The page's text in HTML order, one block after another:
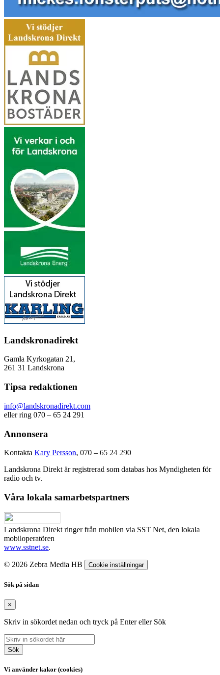
Landskronadirekt
Gamla Kyrkogatan 21,
261 31 Landskrona
Tipsa redaktionen
info@landskronadirekt.com
eller ring 070 – 65 24 291
Annonsera
Kontakta Kary Persson, 070 – 65 24 290
Landskrona Direkt är registrerad som databas hos Myndigheten för
radio och tv.
Våra lokala samarbetspartners
Landskrona Direkt ringer från mobilen via SST Net, den lokala
mobiloperatören
www.sstnet.se.
© 2026 Zebra Media HB Cookie inställningar
Sök på sidan
×
Skriv in sökordet nedan och tryck på Enter eller Sök
Sök
Vi använder kakor (cookies)